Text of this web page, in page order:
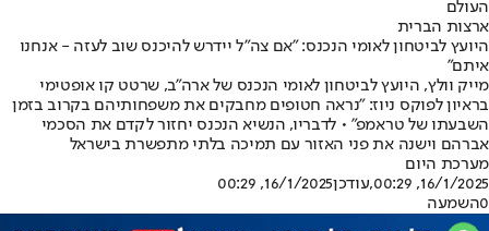
העולם
ארצות הברית
היועץ לביטחון לאומי הנכנס: "אם צה"ל יידרש להיכנס שוב לעזה - אנחנו
איתם"
מייק וולץ, היועץ לביטחון לאומי הנכנס של ארה"ב, שרטט קו אופטימי
בראיון לפוקס ניוז: "נראה חטופים מחבקים את משפחותיהם בקרוב בזמן
השבעתו של טראמפ" • לדבריו, הנשיא הנכנס יחזור לקדם את הסכמי
אברהם וישנה את פני האזור עם תמיכה בלתי מתפשרת בישראל
מערכת היום
16/1/2025, 00:29
,עודכן16/1/2025, 00:29
0השמעה